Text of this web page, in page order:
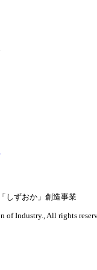
しずおか」創造事業
of Industry., All rights